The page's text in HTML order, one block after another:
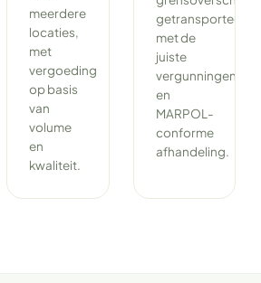
meerdere
locaties,
met
vergoeding
op basis
van
volume
en
kwaliteit.
getransporteerd
met de
juiste
vergunningen
en
MARPOL-
conforme
afhandeling.